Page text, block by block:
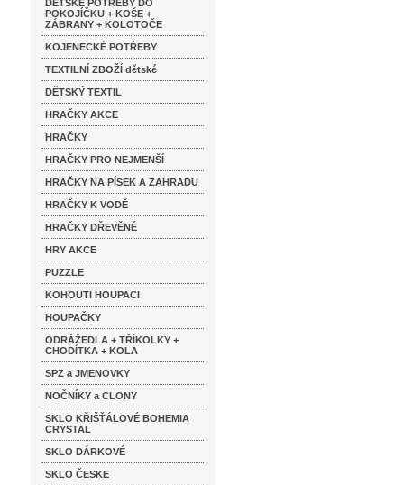
DĚTSKÉ POTŘEBY DO
POKOJÍČKU + KOŠE +
ZÁBRANY + KOLOTOČE
KOJENECKÉ POTŘEBY
TEXTILNÍ ZBOŽÍ dětské
DĚTSKÝ TEXTIL
HRAČKY AKCE
HRAČKY
HRAČKY PRO NEJMENŠÍ
HRAČKY NA PÍSEK A ZAHRADU
HRAČKY K VODĚ
HRAČKY DŘEVĚNÉ
HRY AKCE
PUZZLE
KOHOUTI HOUPACI
HOUPAČKY
ODRÁŽEDLA + TŘÍKOLKY +
CHODÍTKA + KOLA
SPZ a JMENOVKY
NOČNÍKY a CLONY
SKLO KŘIŠŤÁLOVÉ BOHEMIA
CRYSTAL
SKLO DÁRKOVÉ
SKLO ČESKE